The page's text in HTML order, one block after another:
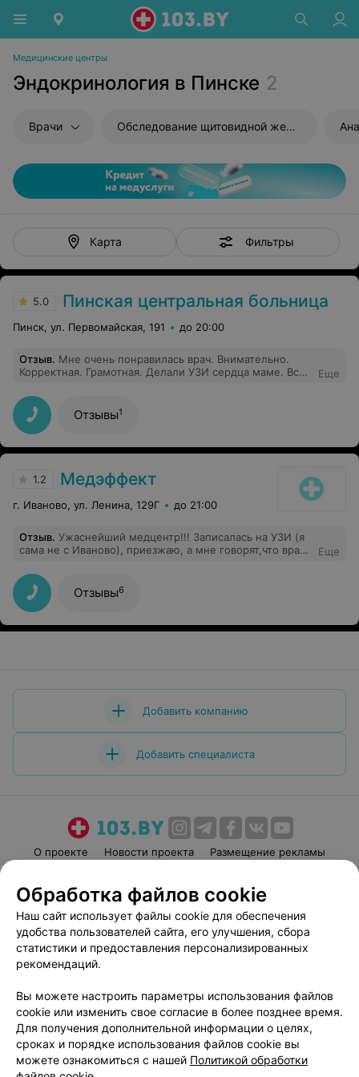
Медицинские центры
Эндокринология в Пинске 2
Врачи Обследование щитовидной железы
Карта Фильтры
5.0 Пинская центральная больница
Пинск, ул. Первомайская, 191 до 20:00
Отзыв. Мне очень понравилась врач. Внимательно.
Корректная. Грамотная. Делали УЗИ сердца маме. Все
проблему. Спасибо Вам огромное.
Еще
Отзывы1
1.2 Медэффект
г. Иваново, ул. Ленина, 129Г до 21:00
Отзыв. Ужаснейший медцентр!!! Записалась на УЗИ (я
сама не с Иваново), приезжаю, а мне говорят,что врач
У них даже запись в тетрадочке, там черкнуто-
перечеркнуто, обслуживание и
клиентоориентированность просто на 0!!! Никому не
советую!
Еще
Отзывы6
Добавить компанию
Добавить специалиста
О проекте Новости проекта
Размещение рекламы
Пользовательское соглашение
Способы оплаты
Вакансии
Партнеры
Написать руководителю 103.by
Обработка персональных данных
Обработка файлов cookie
Наш сайт использует файлы cookie для обеспечения
удобства пользователей сайта, его улучшения, сбора
статистики и предоставления персонализированных
рекомендаций.
Вы можете настроить параметры использования файлов
cookie или изменить свое согласие в более позднее время.
Для получения дополнительной информации о целях,
сроках и порядке использования файлов cookie вы
можете ознакомиться с нашей Политикой обработки